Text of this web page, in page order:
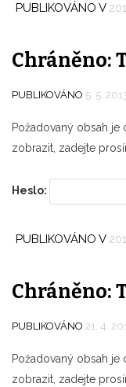
PUBLIKOVÁNO V
Chráněno:
PUBLIKOVÁNO 5. 5.
Požadovaný obsah je
zobrazit, zadejte
Heslo:
PUBLIKOVÁNO V
Chráněno:
PUBLIKOVÁNO 21. 4.
Požadovaný obsah je
zobrazit, zadejte